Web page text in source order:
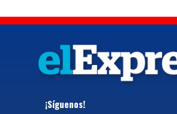
¡Síguenos!